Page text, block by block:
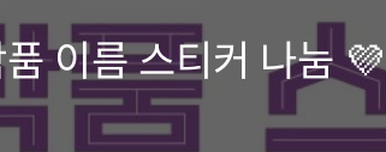
이름 스티커 나눔 💜